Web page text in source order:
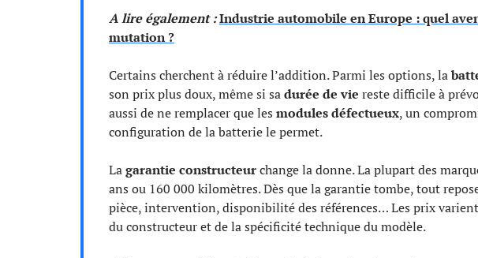
A lire également :Industrie automobile en Europe : quel
mutation ?
Certains cherchent à réduire l’addition. Parmi les options, la
son prix plus doux, même si sadurée de vie reste difficile à
aussi de ne remplacer que les modules défectueux, un
configuration de la batterie le permet.
Lagarantie constructeurchange la donne. La plupart des
ans ou 160 000 kilomètres. Dès que la garantie tombe, tout
pièce, intervention, disponibilité des références… Les prix
du constructeur et de la spécificité technique du modèle.